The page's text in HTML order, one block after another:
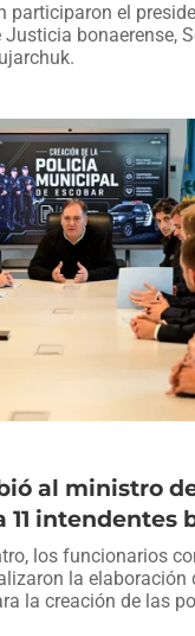
participaron el
bonaerense,
al ministro
11 intendentes
los funcionarios
la elaboración
la creación de las